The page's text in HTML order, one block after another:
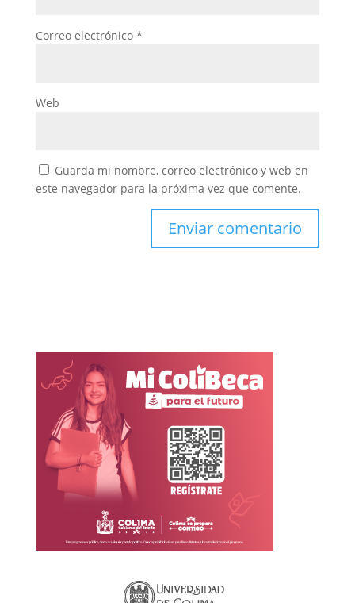
Correo electrónico *
Web
Guarda mi nombre, correo electrónico y web en
este navegador para la próxima vez que comente.